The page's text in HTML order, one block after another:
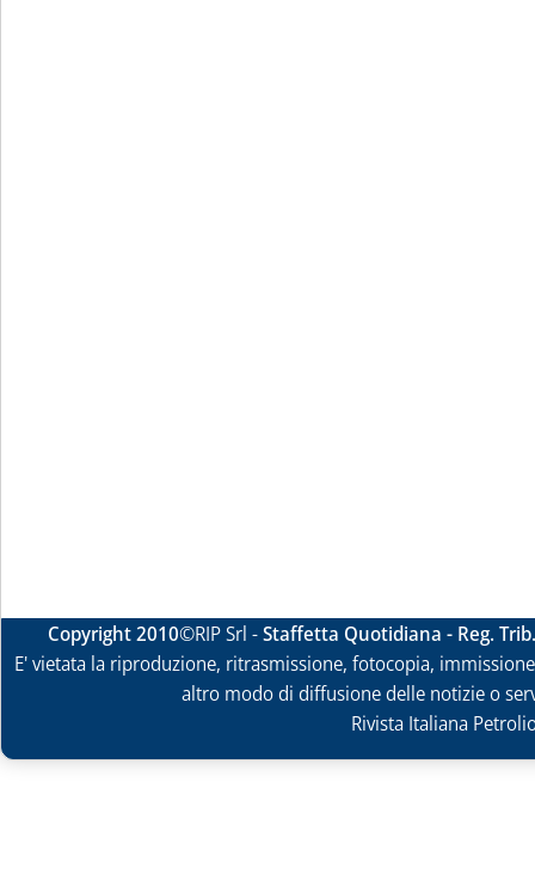
Copyright 2010©RIP Srl -Staffetta Quotidiana - Reg.
E' vietata la riproduzione, ritrasmissione, fotocopia,
altro modo di diffusione delle notizie o
Rivista Italiana